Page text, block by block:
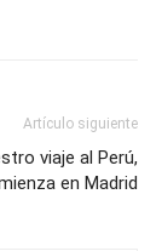
Artículo siguiente
viaje al Perú,
en Madrid